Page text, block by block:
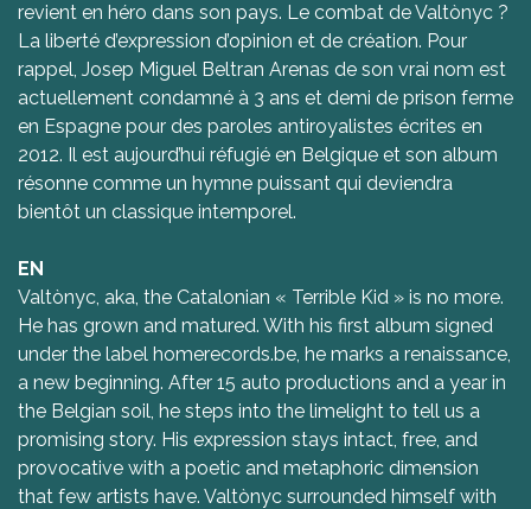
revient en héro dans son pays. Le combat de Valtònyc ?
La liberté d’expression d’opinion et de création. Pour
rappel, Josep Miguel Beltran Arenas de son vrai nom est
actuellement condamné à 3 ans et demi de prison ferme
en Espagne pour des paroles antiroyalistes écrites en
2012. Il est aujourd’hui réfugié en Belgique et son album
résonne comme un hymne puissant qui deviendra
bientôt un classique intemporel.
EN
Valtònyc, aka, the Catalonian « Terrible Kid » is no more.
He has grown and matured. With his first album signed
under the label homerecords.be, he marks a renaissance,
a new beginning. After 15 auto productions and a year in
the Belgian soil, he steps into the limelight to tell us a
promising story. His expression stays intact, free, and
provocative with a poetic and metaphoric dimension
that few artists have. Valtònyc surrounded himself with